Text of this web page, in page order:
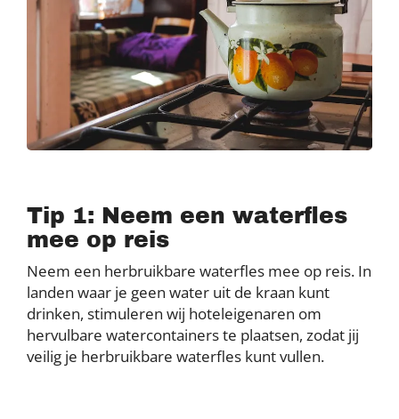
Tip 1: Neem een waterfles
mee op reis
Neem een herbruikbare waterfles mee op reis. In
landen waar je geen water uit de kraan kunt
drinken, stimuleren wij hoteleigenaren om
hervulbare watercontainers te plaatsen, zodat jij
veilig je herbruikbare waterfles kunt vullen.